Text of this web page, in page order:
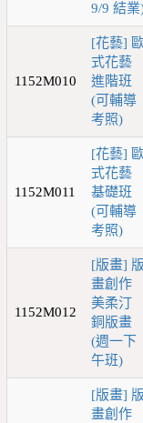
9/9 結業
1152M010
[花藝]
式花藝
進階班
(可輔導
考照)
1152M011
[花藝]
式花藝
基礎班
(可輔導
考照)
1152M012
[版畫] 版
畫創作
美柔汀
銅版畫
(週一下
午班)
[版畫] 版
畫創作